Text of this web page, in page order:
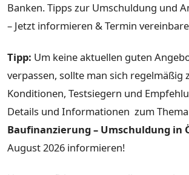
Banken. Tipps zur Umschuldung und
– Jetzt informieren & Termin
Tipp: Um keine aktuellen guten
verpassen, sollte man sich regelmäßig
Konditionen, Testsiegern und
Details und Informationen zum Thema
Baufinanzierung – Umschuldung in
August 2026 informieren!